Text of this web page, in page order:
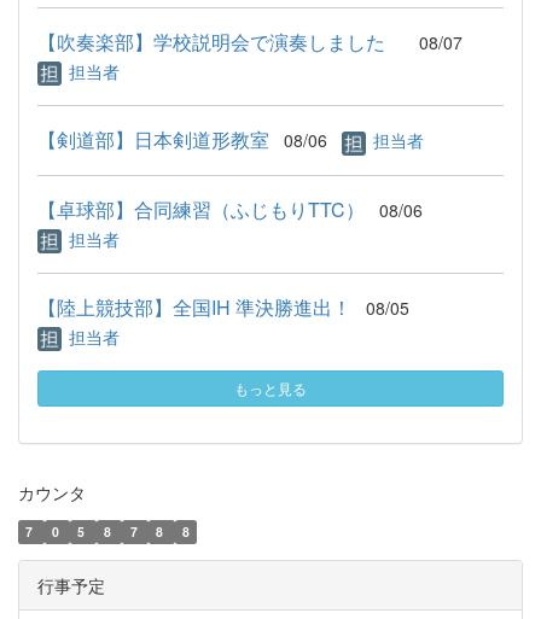
【吹奏楽部】学校説明会で演奏しました
08/07
担当者
【剣道部】日本剣道形教室 08/06 担当者
【卓球部】合同練習（ふじもりTTC）
08/06
担当者
【陸上競技部】全国IH 準決勝進出！
08/05
担当者
もっと見る
カウンタ
7 0 5 8 7 8 8
行事予定